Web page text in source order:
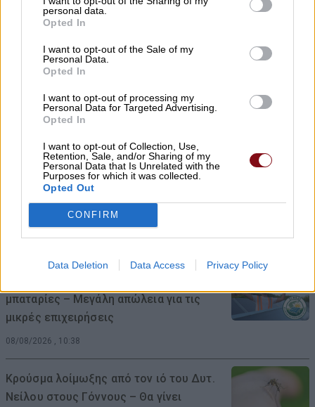
personal data.
Opted In
I want to opt-out of the Sale of my
Personal Data.
Opted In
I want to opt-out of processing my
Personal Data for Targeted Advertising.
Opted In
I want to opt-out of Collection, Use,
Retention, Sale, and/or Sharing of my
Personal Data that Is Unrelated with the
Purposes for which it was collected.
Opted Out
CONFIRM
Data Deletion Data Access Privacy Policy
08/08/2026 , 12:05
Χρ. Καπετάνος: «Ένα αίτημα 25 ετών
γίνεται πράξη. Εξασφαλίστηκε η
Δημοτικό Κτίριο Συκουρίου»
08/08/2026 , 10:53
«Πόσα θέλεις για το κορίτσι;»: Τουρίστας
στην Κρήτη ζητά… τιμή για να ασελγήσει
σε ανήλικη, τι καταγγέλλει ο ιδιοκτήτης
επιχείρησης
μπαταρίες – Μεγάλη απώλεια για τις
μικρές επιχειρήσεις
08/08/2026 , 10:38
Κρούσμα λοίμωξης από τον ιό του Δυτ.
Νείλου στους Γόννους – Θα γίνει